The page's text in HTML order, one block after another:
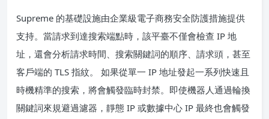
Supreme 的基礎設施由企業級電子商務安全防護措施提供
支持。當請求到達搜索端點時，該平臺不僅會檢查 IP 地
址，還會分析請求時間、搜索關鍵詞的順序、請求頭，甚至
客戶端的 TLS 指紋。 如果從單一 IP 地址發起一系列快速且
時機精準的搜索，將會觸發臨時封禁。即使機器人通過輪換
關鍵詞來規避過濾器，靜態 IP 或數據中心 IP 最終也會觸發